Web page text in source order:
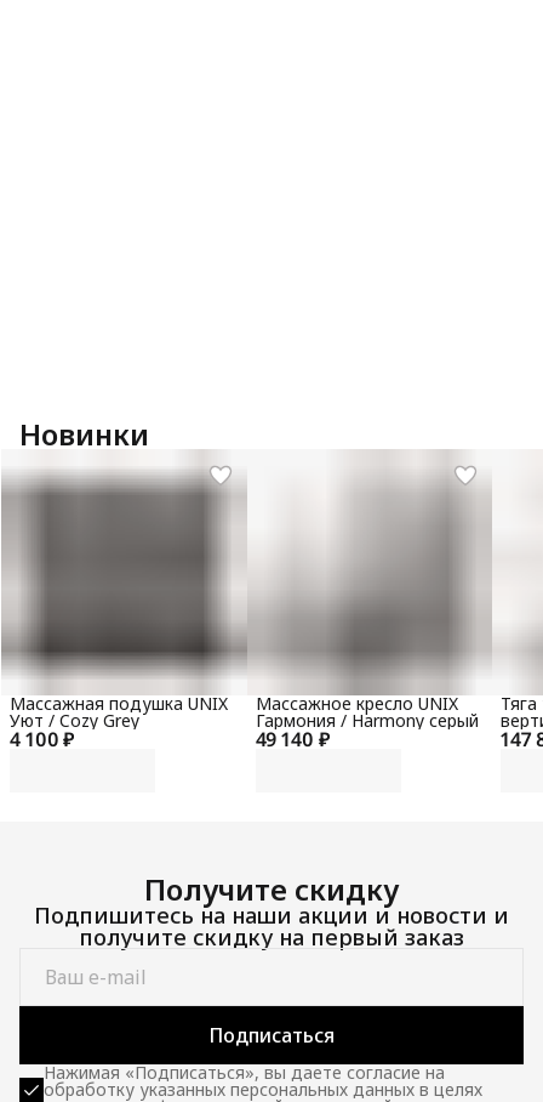
Новинки
4 100 ₽
Массажная подушка UNIX
Уют / Cozy Grey
49 140 ₽
Массажное кресло UNIX
Гармония / Harmony серый
147
100
Получите скидку
Подпишитесь на наши акции и новости и
получите скидку на первый заказ
Подписаться
Нажимая «Подписаться», вы даете согласие на
обработку указанных персональных данных в целях